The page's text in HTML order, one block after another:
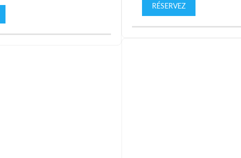
RÉSERVEZ